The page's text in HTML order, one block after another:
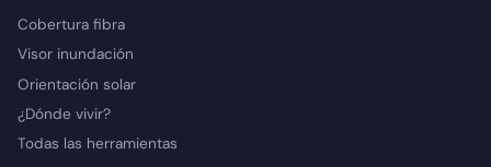
Cobertura fibra
Visor inundación
Orientación solar
¿Dónde vivir?
Todas las herramientas